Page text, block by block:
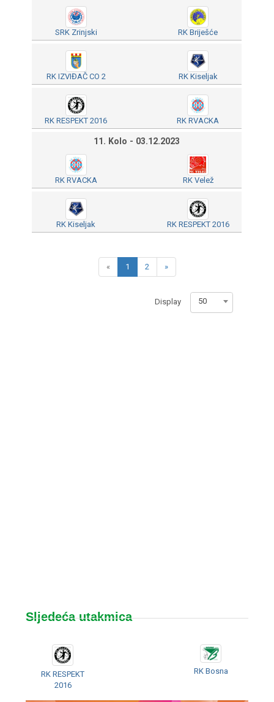
SRK Zrinjski RK Briješće
RK IZVIĐAČ CO 2 RK Kiseljak
RK RESPEKT 2016 RK RVACKA
11. Kolo - 03.12.2023
RK RVACKA RK Velež
RK Kiseljak RK RESPEKT 2016
« 1 2 »
Display 50
Sljedeća utakmica
RK RESPEKT
2016
RK Bosna